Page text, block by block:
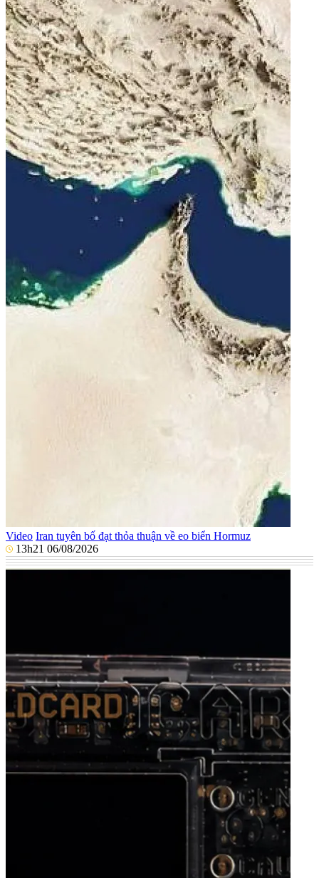
Video Iran tuyên bố đạt thỏa thuận về eo biển Hormuz
13h21 06/08/2026